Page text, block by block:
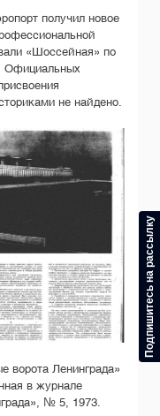
получил новое
«Шоссейная» по
Официальных
не найдено.
ворота Ленинграда»
в журнале
№ 5, 1973.
Подпишитесь на рассылку